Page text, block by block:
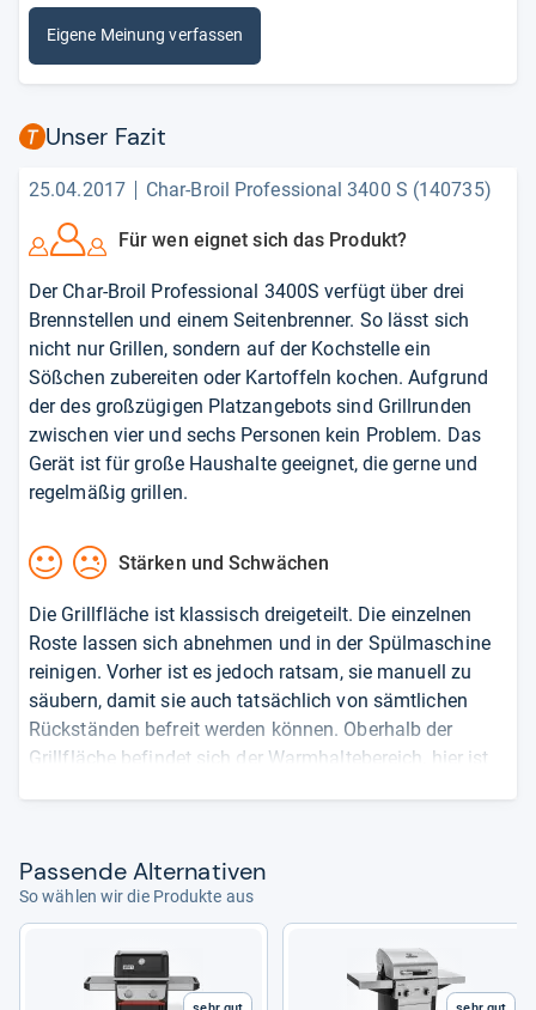
Eigene Meinung verfassen
Unser Fazit
25.04.2017 Char-Broil Professional 3400 S (140735)
Für wen eignet sich das Produkt?
Der Char-Broil Professional 3400S verfügt über drei
Brennstellen und einem Seitenbrenner. So lässt sich
nicht nur Grillen, sondern auf der Kochstelle ein
Sößchen zubereiten oder Kartoffeln kochen. Aufgrund
der des großzügigen Platzangebots sind Grillrunden
zwischen vier und sechs Personen kein Problem. Das
Gerät ist für große Haushalte geeignet, die gerne und
regelmäßig grillen.
Stärken und Schwächen
Die Grillfläche ist klassisch dreigeteilt. Die einzelnen
Roste lassen sich abnehmen und in der Spülmaschine
reinigen. Vorher ist es jedoch ratsam, sie manuell zu
säubern, damit sie auch tatsächlich von sämtlichen
Rückständen befreit werden können. Oberhalb der
Grillfläche befindet sich der Warmhaltebereich, hier ist
Grillgut weitergegeben wird. Und das schmeckt man,
sagen zumindest Kundenstimmen. Der Deckel vom
3400S ist mit einem breiten Griff versehen. Dieser lässt
sich auch ohne Handschuhe anfassen. Vorne auf der
Haube ist das Thermometer gut sichtbar platziert. Die
Pas­sende Alter­na­ti­ven
So wählen wir die Produkte aus